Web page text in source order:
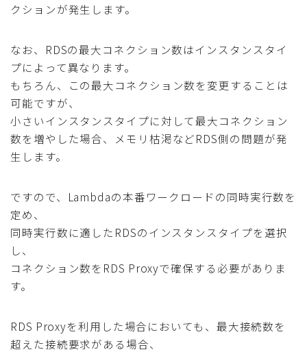
クションが発生します。
なお、RDSの最大コネクション数はインスタンスタイ
プによって異なります。
もちろん、この最大コネクション数を変更することは
可能ですが、
小さいインスタンスタイプに対して最大コネクション
数を増やした場合、メモリ枯渇などRDS側の問題が発
生します。
ですので、Lambdaの本番ワークロードの同時実行数を
定め、
同時実行数に適したRDSのインスタンスタイプを選択
し、
コネクション数をRDS Proxyで確保する必要がありま
す。
RDS Proxyを利用した場合においても、最大接続数を
超えた接続要求がある場合、